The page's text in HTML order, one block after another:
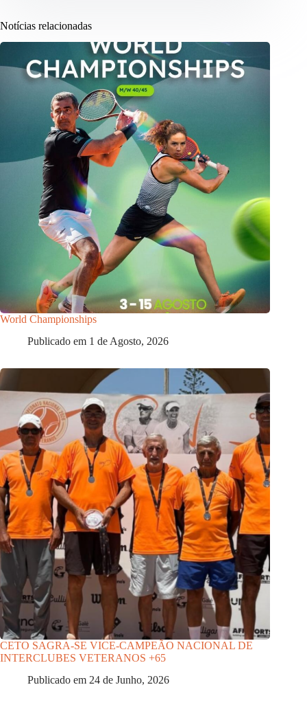
Notícias relacionadas
World Championships
Publicado em 1 de Agosto, 2026
CETO SAGRA-SE VICE-CAMPEÃO NACIONAL DE
INTERCLUBES VETERANOS +65
Publicado em 24 de Junho, 2026